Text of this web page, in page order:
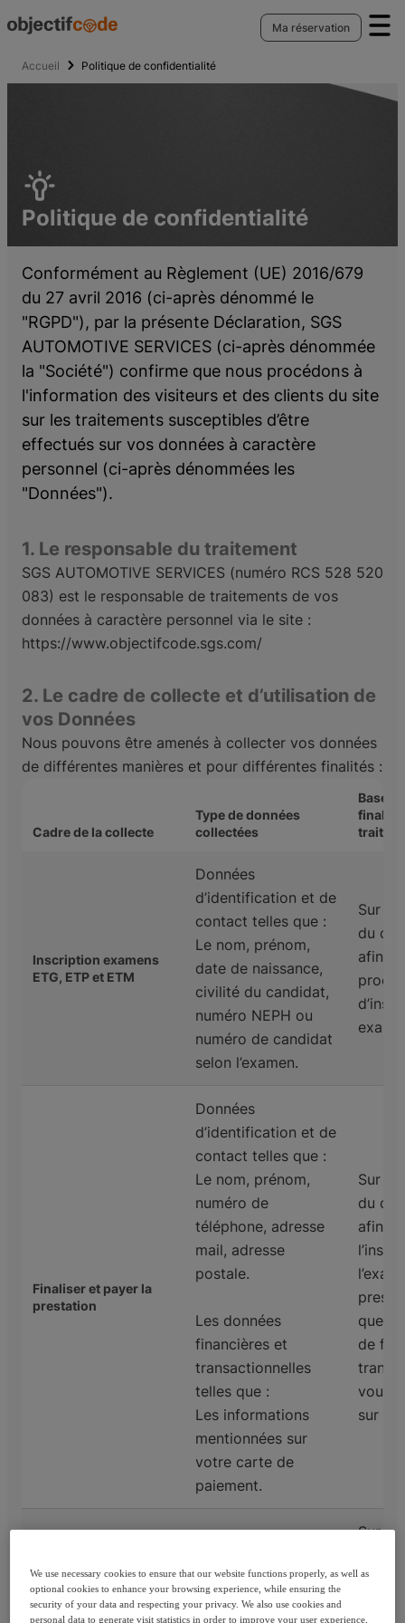
Ma réservation
du code de la route
NEPH
NEPH
du code bateau
l'examen
l'examen
l'examen
l'examen
du code bateau
l'examen
l'examen
l'examen
Pro
Pro
Accueil Politique de confidentialité
Politique de confidentialité
Conformément au Règlement (UE) 2016/679
du 27 avril 2016 (ci-après dénommé le
"RGPD"), par la présente Déclaration, SGS
AUTOMOTIVE SERVICES (ci-après dénommée
la "Société") confirme que nous procédons à
l'information des visiteurs et des clients du site
sur les traitements susceptibles d’être
effectués sur vos données à caractère
personnel (ci-après dénommées les
"Données").
1. Le responsable du traitement
SGS AUTOMOTIVE SERVICES (numéro RCS 528 520
083) est le responsable de traitements de vos
données à caractère personnel via le site :
https://www.objectifcode.sgs.com/
2. Le cadre de collecte et d’utilisation de
vos Données
Nous pouvons être amenés à collecter vos données
de différentes manières et pour différentes finalités :
Cadre de la collecte
Type de données
collectées
Bases
Inscription examens
ETG, ETP et ETM
Données
d’identification et de
contact telles que :
Le nom, prénom,
date de naissance,
civilité du candidat,
numéro NEPH ou
numéro de candidat
selon l’examen.
Sur la
du
afin
Finaliser et payer la
prestation
Données
d’identification et de
contact telles que :
Le nom, prénom,
numéro de
téléphone, adresse
mail, adresse
postale.
Les données
financières et
transactionnelles
telles que :
Les informations
mentionnées sur
votre carte de
paiement.
Sur la
du
afin
que
de
vous
sur le
Données
Sur la
afin
We use necessary cookies to ensure that our website functions properly, as well as
optional cookies to enhance your browsing experience, while ensuring the
security of your data and respecting your privacy. We also use cookies and
personal data to generate visit statistics in order to improve your user experience,